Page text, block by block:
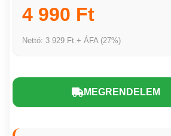
4 990 Ft
Nettó: 3 929 Ft + ÁFA (27%)
MEGRENDELEM